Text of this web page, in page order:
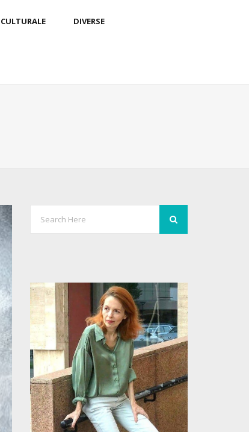
CULTURALE DIVERSE